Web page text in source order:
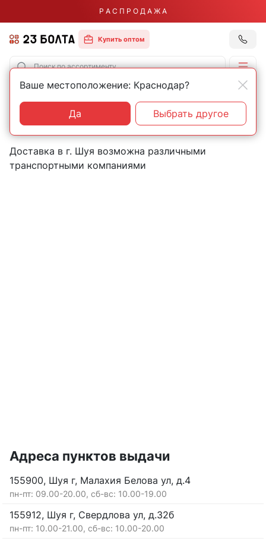
Р А С П Р О Д А Ж А
Купить оптом
Главная Контакты Шуя
Пункты выдачи товаров в
городе Шуя
Доставка в г. Шуя возможна различными
транспортными компаниями
Адреса пунктов выдачи
155900, Шуя г, Малахия Белова ул, д.4
пн-пт: 09.00-20.00, сб-вс: 10.00-19.00
155912, Шуя г, Свердлова ул, д.32б
пн-пт: 10.00-21.00, сб-вс: 10.00-20.00
Ваше местоположение: Краснодар?
Да Выбрать другое